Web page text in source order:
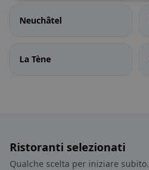
Neuchâtel
La Tène
Ristoranti selezionati
Qualche scelta per iniziare subito.